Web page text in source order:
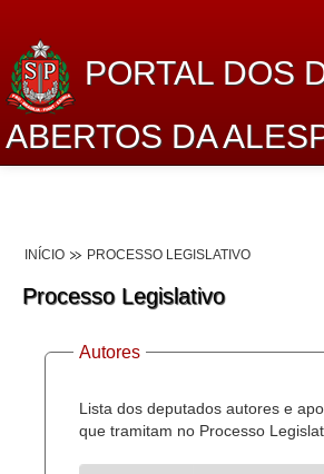
PORTAL DOS
ABERTOS DA
Lei de Acesso à Informação
Dados Governamentais Abertos
Planejamento
Catálogo de dados
INÍCIO PROCESSO LEGISLATIVO
Processo Legislativo
Autores
Lista dos deputados autores e
que tramitam no Processo